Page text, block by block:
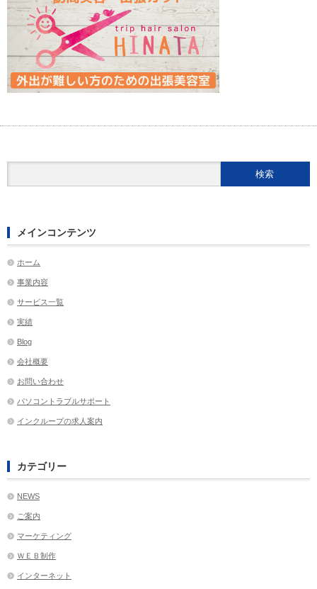
メインコンテンツ
ホーム
事業内容
サービス一覧
実績
Blog
会社概要
お問い合わせ
パソコントラブルサポート
インクループの求人案内
カテゴリー
NEWS
ご案内
マーケティング
ＷＥＢ制作
インターネット